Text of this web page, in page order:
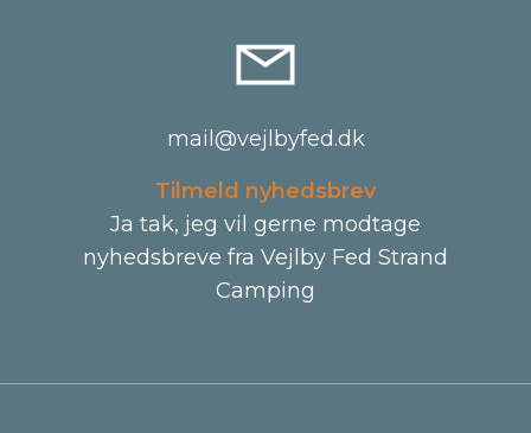
mail@vejlbyfed.dk
Tilmeld nyhedsbrev
Ja tak, jeg vil gerne modtage
nyhedsbreve fra Vejlby Fed Strand
Camping